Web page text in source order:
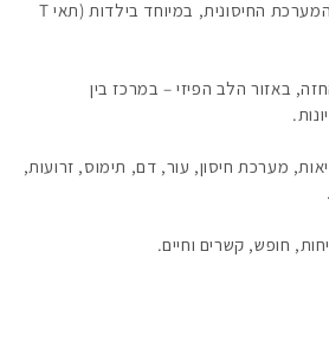
התימוס אחראית על חיזוק המערכת החיסונית, במיוחד בילדות (תאי T
באזור הלב הפיזי – במרכז בין
מערכת חיסון, עור, דם, תימוס, זרועות,
חופש, קשרים וחיים.